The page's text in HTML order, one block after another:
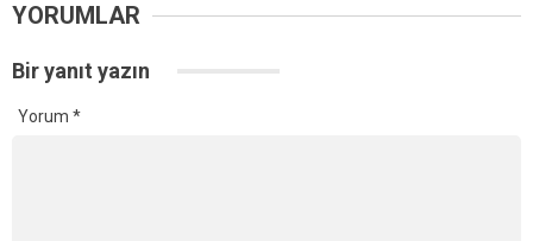
YORUMLAR
Bir yanıt yazın
Yorum *